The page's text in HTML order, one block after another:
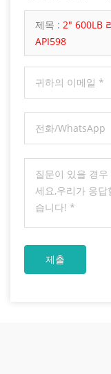
제목 : 2" 600LB
API598